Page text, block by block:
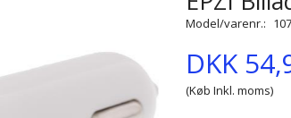
Model/varenr.:
DKK
(Køb Inkl. moms)